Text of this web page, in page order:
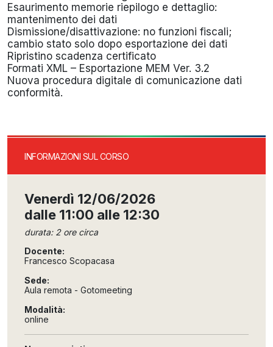
Esaurimento memorie riepilogo e dettaglio:
mantenimento dei dati
Dismissione/disattivazione: no funzioni fiscali;
cambio stato solo dopo esportazione dei dati
Ripristino scadenza certificato
Formati XML – Esportazione MEM Ver. 3.2
Nuova procedura digitale di comunicazione dati
conformità.
INFORMAZIONI SUL CORSO
Venerdì 12/06/2026
dalle 11:00 alle 12:30
durata: 2 ore circa
Docente:
Francesco Scopacasa
Sede:
Aula remota - Gotomeeting
Modalità:
online